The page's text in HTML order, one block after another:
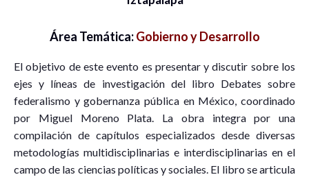
Área Temática:Gobierno y Desarrollo
El objetivo de este evento es presentar y discutir sobre los
ejes y líneas de investigación del libro Debates sobre
federalismo y gobernanza pública en México, coordinado
por Miguel Moreno Plata. La obra integra por una
compilación de capítulos especializados desde diversas
metodologías multidisciplinarias e interdisciplinarias en el
campo de las ciencias políticas y sociales. El libro se articula